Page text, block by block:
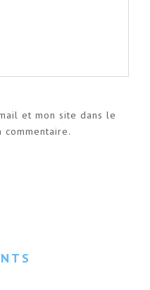
et mon site dans le
commentaire.